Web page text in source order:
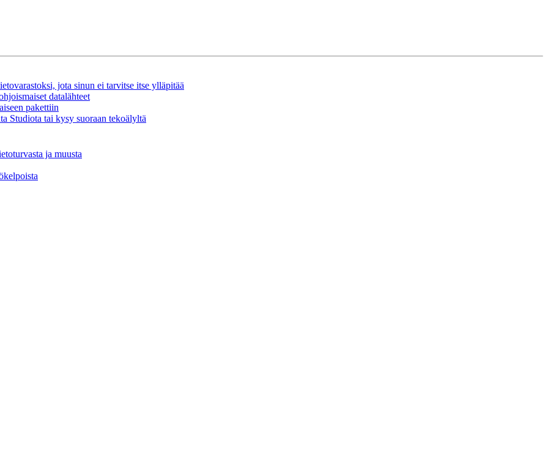
jota sinun ei tarvitse itse ylläpitää
datalähteet
pakettiin
Studiota tai kysy suoraan tekoälyltä
ja muusta